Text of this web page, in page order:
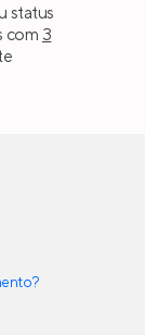
status
com 3